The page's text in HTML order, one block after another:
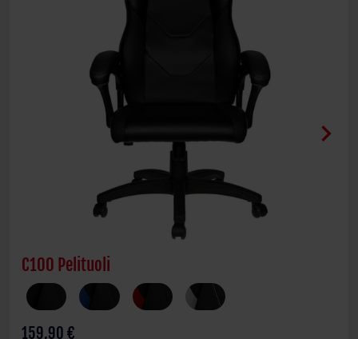
C100 Pelituoli
159,90 €
chevron_right